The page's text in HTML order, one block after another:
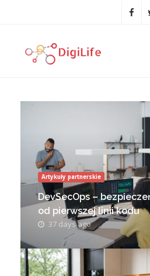
Artykuły partnerskie
DevSecOps –
od pierwszej linii kodu
37 days ago